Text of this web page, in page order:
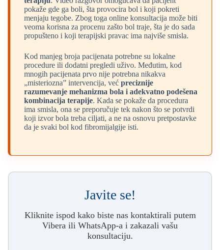
pokaže gde ga boli, šta provocira bol i koji pokreti
menjaju tegobe. Zbog toga online konsultacija može biti
veoma korisna za procenu zašto bol traje, šta je do sada
propušteno i koji terapijski pravac ima najviše smisla.
Kod manjeg broja pacijenata potrebne su lokalne
procedure ili dodatni pregledi uživo. Međutim, kod
mnogih pacijenata prvo nije potrebna nikakva
„misteriozna” intervencija, već preciznije
razumevanje mehanizma bola i adekvatno podešena
kombinacija terapije. Kada se pokaže da procedura
ima smisla, ona se preporučuje tek nakon što se potvrdi
koji izvor bola treba ciljati, a ne na osnovu pretpostavke
da je svaki bol kod fibromijalgije isti.
Javite se!
Kliknite ispod kako biste nas kontaktirali putem
Vibera ili WhatsApp-a i zakazali vašu
konsultaciju.